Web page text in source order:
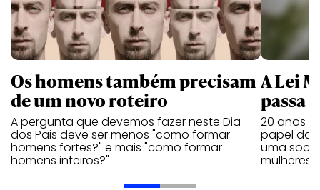
Os homens também precisam
de um novo roteiro
A pergunta que devemos fazer neste Dia
dos Pais deve ser menos "como formar
homens fortes?" e mais "como formar
homens inteiros?"
A Lei
passa
20 anos
papel da
uma
mulheres